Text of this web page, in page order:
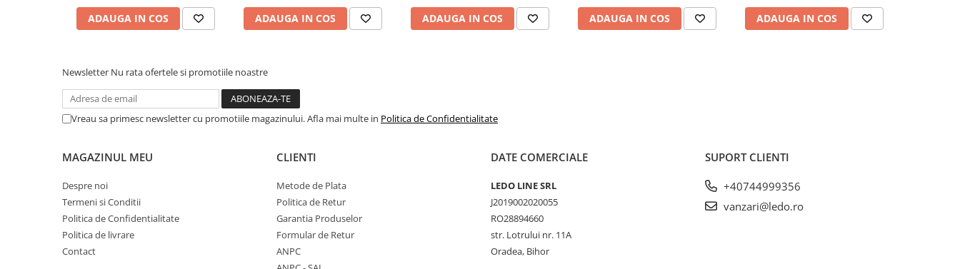
ADAUGA IN COS ADAUGA IN COS ADAUGA IN COS ADAUGA IN COS ADAUGA IN COS
Newsletter Nu rata ofertele si promotiile noastre
Vreau sa primesc newsletter cu promotiile magazinului. Afla mai multe in Politica de Confidentialitate
MAGAZINUL MEU
Despre noi
Termeni si Conditii
Politica de Confidentialitate
Politica de livrare
Contact
CLIENTI
Metode de Plata
Politica de Retur
Garantia Produselor
Formular de Retur
ANPC
DATE COMERCIALE
LEDO LINE SRL
J2019002020055
RO28894660
str. Lotrului nr. 11A
Oradea, Bihor
SUPORT CLIENTI
+40744999356
vanzari@ledo.ro